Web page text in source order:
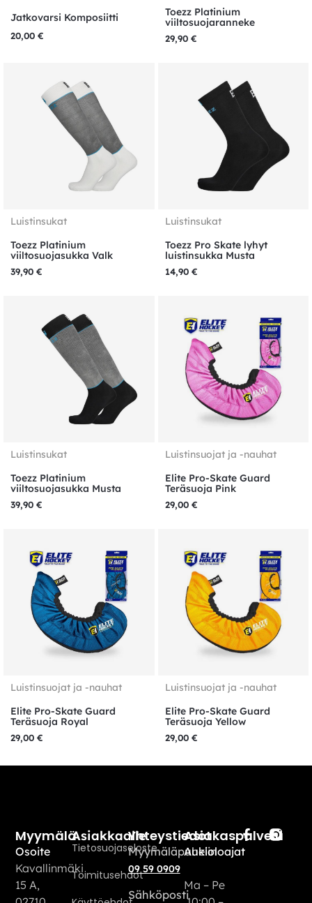
Jatkovarsi Komposiitti
20,00 €
Toezz Platinium
viiltosuojaranneke
29,90 €
Luistinsukat
Toezz Platinium
viiltosuojasukka Valk
39,90 €
Luistinsukat
Toezz Pro Skate lyhyt
luistinsukka Musta
14,90 €
Luistinsukat
Toezz Platinium
viiltosuojasukka Musta
39,90 €
Luistinsuojat ja -nauhat
Elite Pro-Skate Guard
Teräsuoja Pink
29,00 €
Luistinsuojat ja -nauhat
Elite Pro-Skate Guard
Teräsuoja Royal
29,00 €
Luistinsuojat ja -nauhat
Elite Pro-Skate Guard
Teräsuoja Yellow
29,00 €
Asiakkaalle
Tietosuojaseloste
Toimitusehdot
Myymälä
Osoite
Kavallinmäki
15 A,
Yhteystiedot
Myymäläpuhelin
09 59 0909
Sähköposti
Asiakaspalvelu
Aukioloajat
Ma – Pe